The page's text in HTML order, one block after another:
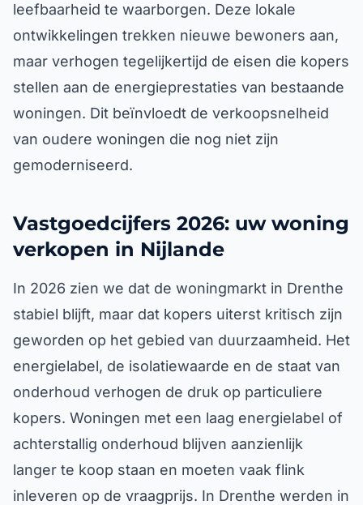
leefbaarheid te waarborgen. Deze lokale
ontwikkelingen trekken nieuwe bewoners aan,
maar verhogen tegelijkertijd de eisen die kopers
stellen aan de energieprestaties van bestaande
woningen. Dit beïnvloedt de verkoopsnelheid
van oudere woningen die nog niet zijn
gemoderniseerd.
Vastgoedcijfers 2026: uw woning
verkopen in Nijlande
In 2026 zien we dat de woningmarkt in Drenthe
stabiel blijft, maar dat kopers uiterst kritisch zijn
geworden op het gebied van duurzaamheid. Het
energielabel, de isolatiewaarde en de staat van
onderhoud verhogen de druk op particuliere
kopers. Woningen met een laag energielabel of
achterstallig onderhoud blijven aanzienlijk
langer te koop staan en moeten vaak flink
inleveren op de vraagprijs. In Drenthe werden in